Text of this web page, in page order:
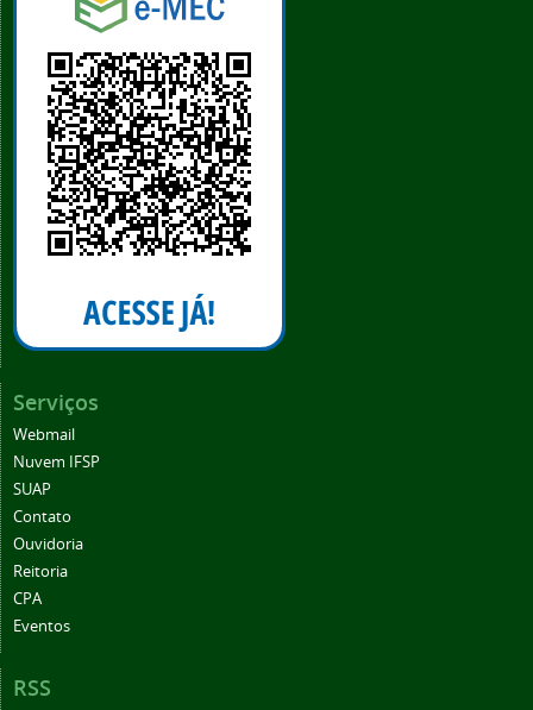
Serviços
Webmail
Nuvem IFSP
SUAP
Contato
Ouvidoria
Reitoria
CPA
Eventos
RSS